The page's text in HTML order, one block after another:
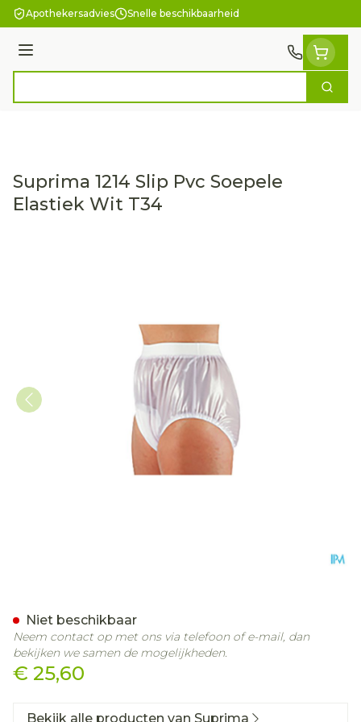
Ga naar de inhoud
Apothekersadvies Snelle beschikbaarheid
Menu
Zoek
Suprima 1214 Slip Pvc Soepele
Elastiek Wit T34
€ 25,60
Niet beschikbaar
Neem contact op met ons via telefoon of e-mail, dan
bekijken we samen de mogelijkheden.
Bekijk alle producten van Suprima